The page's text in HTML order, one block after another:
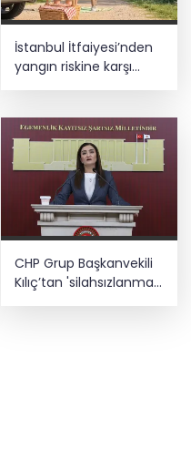
İstanbul İtfaiyesi’nden
yangın riskine karşı
videolu uyarı
CHP Grup Başkanvekili
Kılıç’tan 'silahsızlanma'